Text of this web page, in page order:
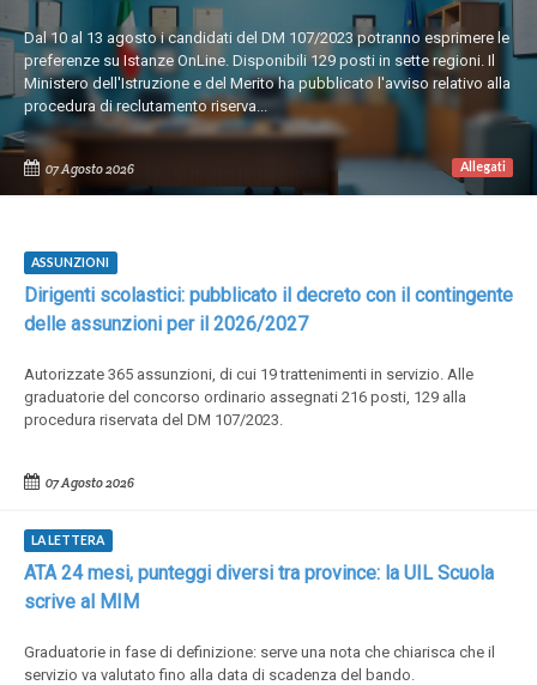
Dal 10 al 13 agosto i candidati del DM 107/2023 potranno esprimere le
preferenze su Istanze OnLine. Disponibili 129 posti in sette regioni. Il
Ministero dell'Istruzione e del Merito ha pubblicato l'avviso relativo alla
procedura di reclutamento riserva...
07 Agosto 2026 Allegati
ASSUNZIONI
Dirigenti scolastici: pubblicato il decreto con il contingente
delle assunzioni per il 2026/2027
Autorizzate 365 assunzioni, di cui 19 trattenimenti in servizio. Alle
graduatorie del concorso ordinario assegnati 216 posti, 129 alla
procedura riservata del DM 107/2023.
07 Agosto 2026
LA LETTERA
ATA 24 mesi, punteggi diversi tra province: la UIL Scuola
scrive al MIM
Graduatorie in fase di definizione: serve una nota che chiarisca che il
servizio va valutato fino alla data di scadenza del bando.